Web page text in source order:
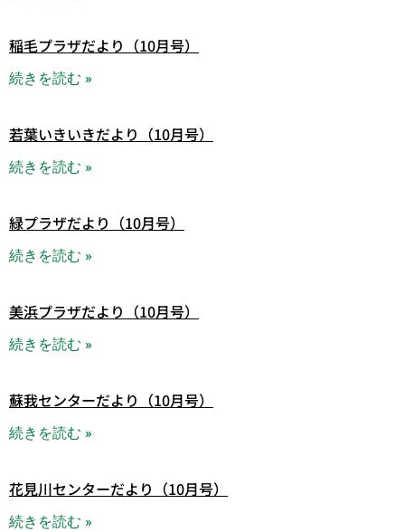
稲毛プラザだより（10月号）
続きを読む »
若葉いきいきだより（10月号）
続きを読む »
緑プラザだより（10月号）
続きを読む »
美浜プラザだより（10月号）
続きを読む »
蘇我センターだより（10月号）
続きを読む »
花見川センターだより（10月号）
続きを読む »